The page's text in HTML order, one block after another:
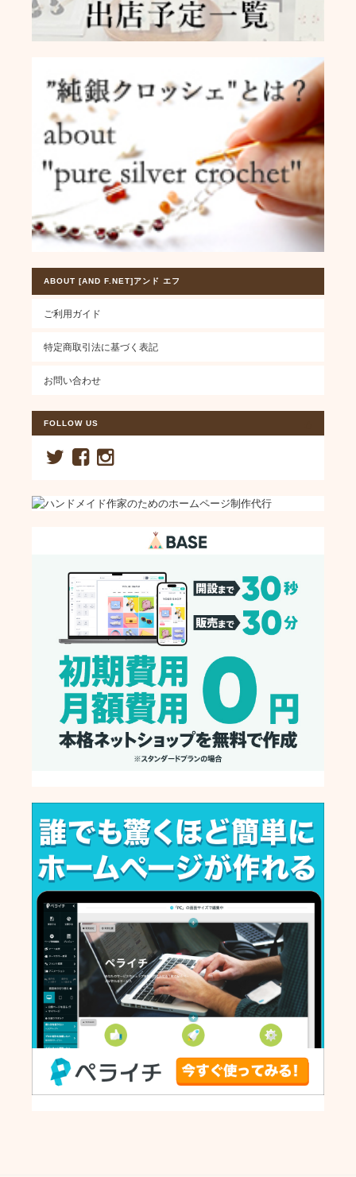
ABOUT [AND F.NET]アンド エフ
ご利用ガイド
特定商取引法に基づく表記
お問い合わせ
FOLLOW US